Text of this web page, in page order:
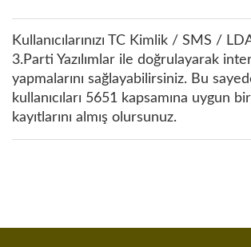
Kullanıcılarınızı TC Kimlik / SMS /
3.Parti Yazılımlar ile doğrulayarak
yapmalarını sağlayabilirsiniz. Bu
kullanıcıları 5651 kapsamına uygun
kayıtlarını almış olursunuz.